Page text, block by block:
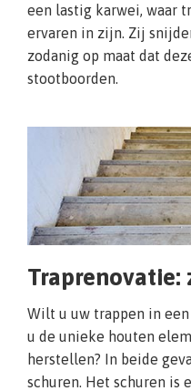
een lastig karwei, waar
ervaren in zijn. Zij
zodanig op maat dat
stootboorden.
Traprenovatie:
Wilt u uw trappen in
u de unieke houten
herstellen? In beide
schuren. Het schuren is